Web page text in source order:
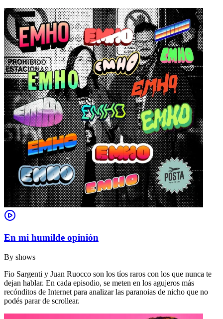
En mi humilde opinión
By shows
Fio Sargenti y Juan Ruocco son los tíos raros con los que nunca te
dejan hablar. En cada episodio, se meten en los agujeros más
recónditos de Internet para analizar las paranoias de nicho que no
podés parar de scrollear.